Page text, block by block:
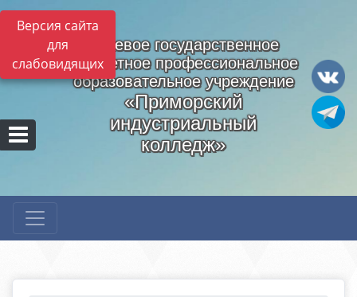
Версия сайта
для
слабовидящих
Краевое государственное
бюджетное профессиональное
образовательное учреждение
«Приморский
индустриальный
колледж»